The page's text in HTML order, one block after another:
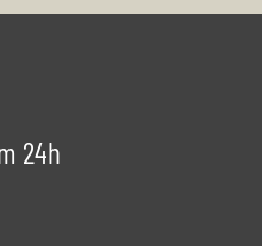
24h